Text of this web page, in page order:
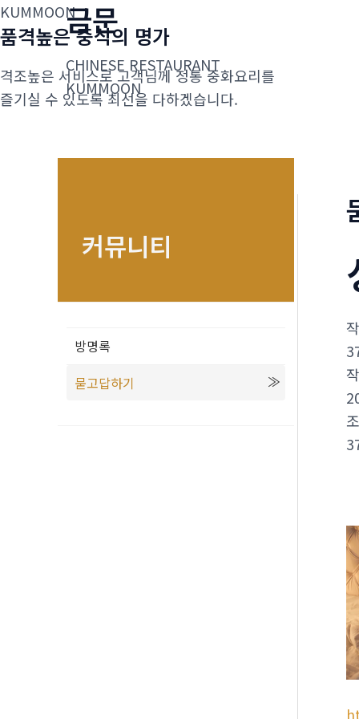
콘
텐
로
건
금문
CHINESE RESTAURANT
KUMMOON
KUMMOON
품격높은 중식의 명가
격조높은 서비스로 고객님께 정통 중화요리를
즐기실 수 있도록 최선을 다하겠습니다.
커뮤니티
방명록
묻고답하기